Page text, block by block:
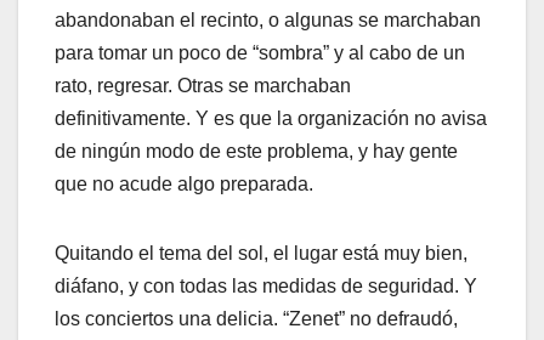
abandonaban el recinto, o algunas se marchaban
para tomar un poco de “sombra” y al cabo de un
rato, regresar. Otras se marchaban
definitivamente. Y es que la organización no avisa
de ningún modo de este problema, y hay gente
que no acude algo preparada.
Quitando el tema del sol, el lugar está muy bien,
diáfano, y con todas las medidas de seguridad. Y
los conciertos una delicia. “Zenet” no defraudó,